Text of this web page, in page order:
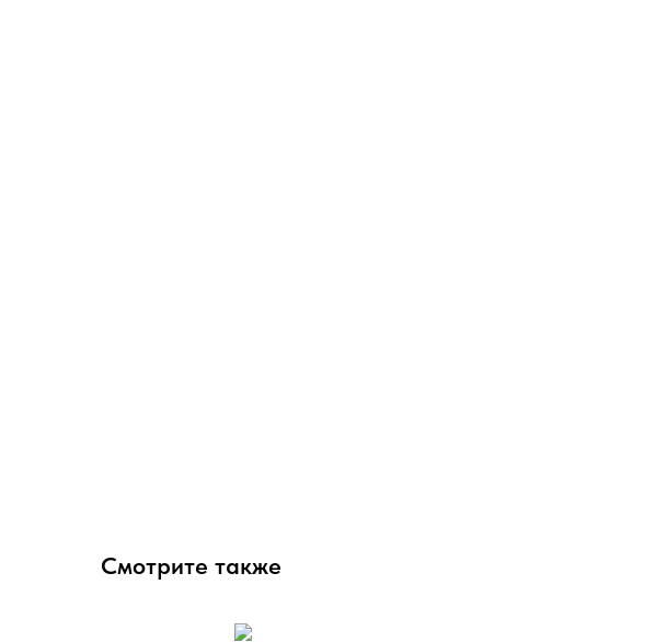
Смотрите также